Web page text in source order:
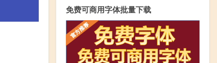
免费可商用字体批量下载